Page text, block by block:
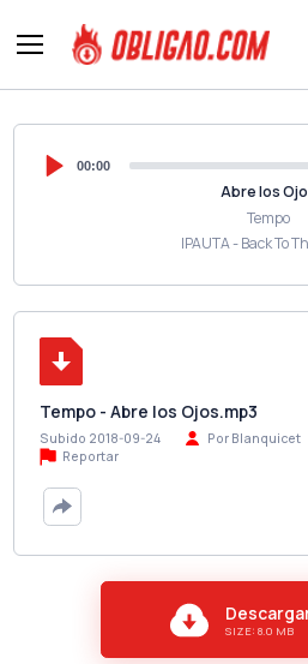
00:00
Abre los
Tempo
IPAUTA - Back To
Tempo - Abre los Ojos.mp3
Subido 2018-09-24 Por Blanquicet
Reportar
SIZE: 8.0 MB